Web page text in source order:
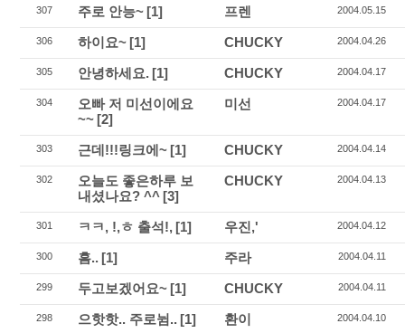
307 주로 안능~ [1] 프렌 2004.05.15
306 하이요~ [1] CHUCKY 2004.04.26
305 안녕하세요. [1] CHUCKY 2004.04.17
304
오빠 저 미선이에요
~~ [2]
미선 2004.04.17
303 근데!!!링크에~ [1] CHUCKY 2004.04.14
302
오늘도 좋은하루 보
내셨나요? ^^ [3]
CHUCKY 2004.04.13
301 ㅋㅋ, !,ㅎ 출석!, [1] 우진,' 2004.04.12
300 흠.. [1] 주라 2004.04.11
299 두고보겠어요~ [1] CHUCKY 2004.04.11
298 으핫핫.. 주로뉨.. [1] 환이 2004.04.10